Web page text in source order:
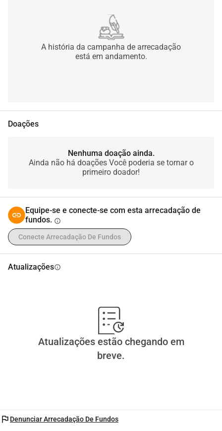
A história da campanha de arrecadação
está em andamento.
Doações
Nenhuma doação ainda.
Ainda não há doações Você poderia se tornar o
primeiro doador!
Equipe-se e conecte-se com esta arrecadação de
fundos. info
Conecte Arrecadação De Fundos
Atualizaçõesinfo
Atualizações estão chegando em
breve.
flag Denunciar Arrecadação De Fundos